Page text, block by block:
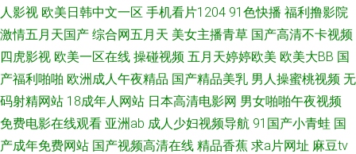
亚洲区少妇婷婷 九1看片 青青草原在线 91she人妻 91九九主播 国产aa网站
91诱惑免费在线观看 91初夜 涩涩资源网 美日韩三极 国产传媒福利专区 91
网站国产 中文字幕37页 熟女国产一区 日韩精品国产乱码久 玖玖资源综合楼
岛国av影音资源 91色狼网 一本道大香蕉伊人5 午夜天堂精品久久 欧美ay性
人影视 欧美日韩中文一区 手机看片1204 91色快播 福利撸影院
激情五月天国产 综合网五月天 美女主播青草 国产高清不卡视频
四虎影视 欧美一区在线 操碰视频 五月天婷婷欧美 欧美大BB 国
产福利啪啪 欧洲成人午夜精品 国产精品美乳 男人操蜜桃视频 无
码射精网站 18成年人网站 日本高清电影网 男女啪啪午夜视频
免费电影在线观看 亚洲ab 成人少妇视频导航 91国产小青蛙 国
产成年免费网站 国产视频高清在线 精品香蕉 求a片网址 麻豆tv